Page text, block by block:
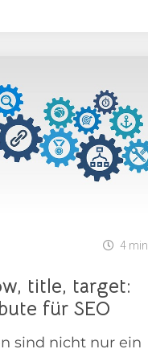
4 min
title, target:
für SEO
sind nicht nur ein